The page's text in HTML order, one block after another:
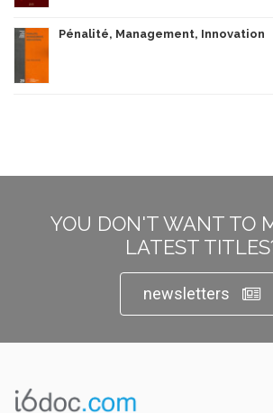
Pénalité, Management, Innovation
YOU DON'T WANT TO
LATEST
newsletters